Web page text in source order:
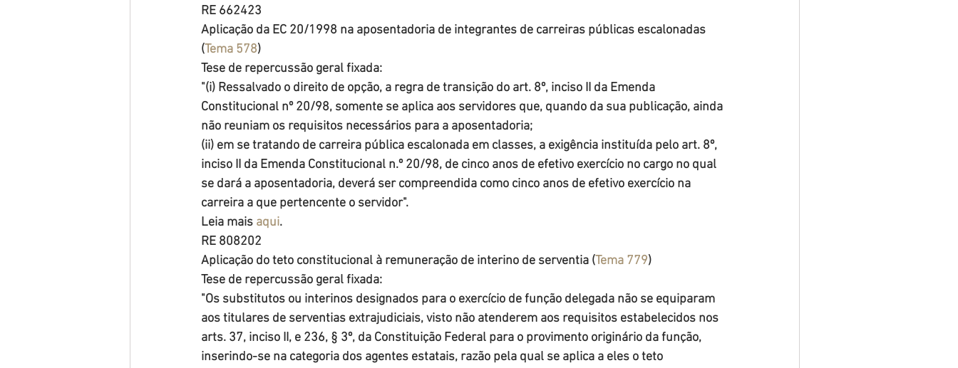
RE 662423
Aplicação da EC 20/1998 na aposentadoria de integrantes de carreiras públicas escalonadas
(Tema 578)
Tese de repercussão geral fixada:
"(i) Ressalvado o direito de opção, a regra de transição do art. 8º, inciso II da Emenda
Constitucional nº 20/98, somente se aplica aos servidores que, quando da sua publicação, ainda
não reuniam os requisitos necessários para a aposentadoria;
(ii) em se tratando de carreira pública escalonada em classes, a exigência instituída pelo art. 8º,
inciso II da Emenda Constitucional n.º 20/98, de cinco anos de efetivo exercício no cargo no qual
se dará a aposentadoria, deverá ser compreendida como cinco anos de efetivo exercício na
carreira a que pertencente o servidor".
Leia mais aqui.
RE 808202
Aplicação do teto constitucional à remuneração de interino de serventia (Tema 779)
Tese de repercussão geral fixada:
"Os substitutos ou interinos designados para o exercício de função delegada não se equiparam
aos titulares de serventias extrajudiciais, visto não atenderem aos requisitos estabelecidos nos
arts. 37, inciso II, e 236, § 3º, da Constituição Federal para o provimento originário da função,
inserindo-se na categoria dos agentes estatais, razão pela qual se aplica a eles o teto